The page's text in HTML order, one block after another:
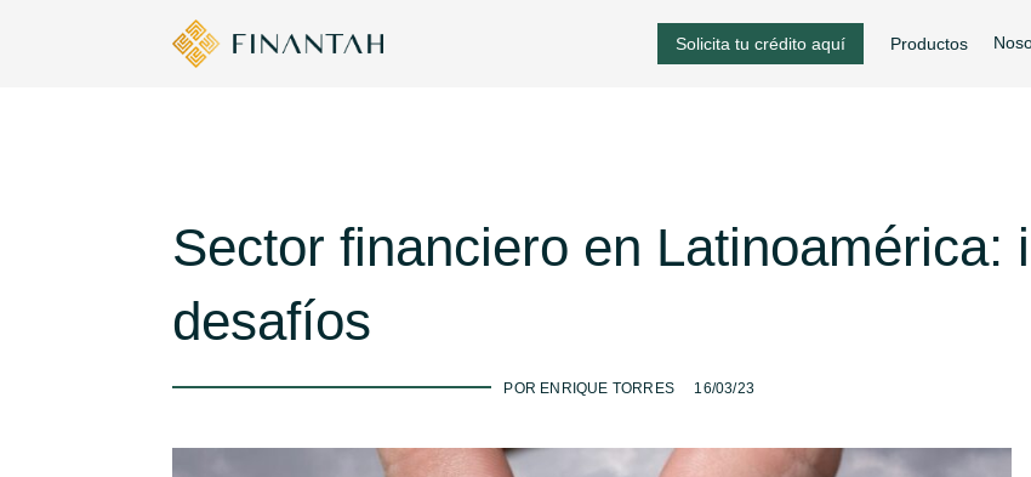
Solicita tu crédito aquí Productos
Sector financiero en Latinoamérica:
desafíos
-
POR ENRIQUE TORRES 16/03/23